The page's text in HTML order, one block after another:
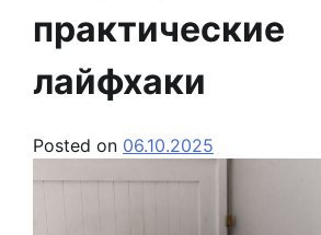
практические
лайфхаки
Posted on 06.10.2025